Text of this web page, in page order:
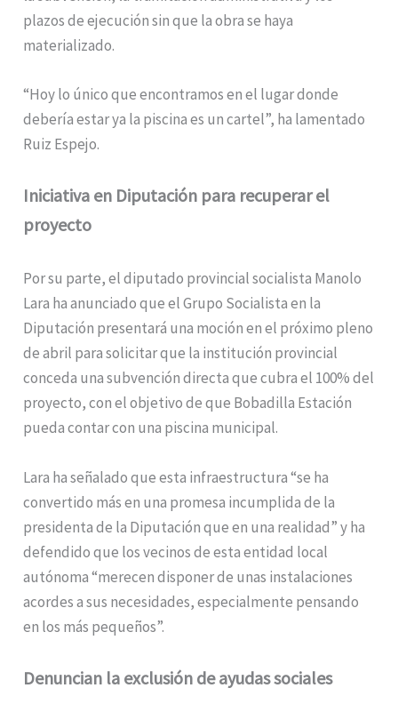
plazos de ejecución sin que la obra se haya
materializado.
“Hoy lo único que encontramos en el lugar donde
debería estar ya la piscina es un cartel”, ha lamentado
Ruiz Espejo.
Iniciativa en Diputación para recuperar el
proyecto
Por su parte, el diputado provincial socialista Manolo
Lara ha anunciado que el Grupo Socialista en la
Diputación presentará una moción en el próximo pleno
de abril para solicitar que la institución provincial
conceda una subvención directa que cubra el 100% del
proyecto, con el objetivo de que Bobadilla Estación
pueda contar con una piscina municipal.
Lara ha señalado que esta infraestructura “se ha
convertido más en una promesa incumplida de la
presidenta de la Diputación que en una realidad” y ha
defendido que los vecinos de esta entidad local
autónoma “merecen disponer de unas instalaciones
acordes a sus necesidades, especialmente pensando
en los más pequeños”.
Denuncian la exclusión de ayudas sociales